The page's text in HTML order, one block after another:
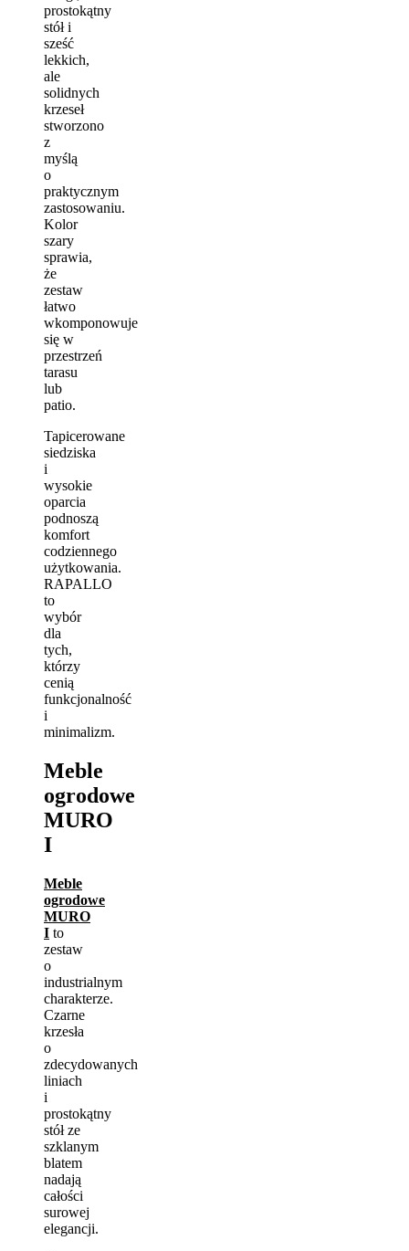
prostokątny
stół i
sześć
lekkich,
ale
solidnych
krzeseł
stworzono
z
myślą
o
praktycznym
zastosowaniu.
Kolor
szary
sprawia,
że
zestaw
łatwo
wkomponowuje
się w
przestrzeń
tarasu
lub
patio.
Tapicerowane
siedziska
i
wysokie
oparcia
podnoszą
komfort
codziennego
użytkowania.
RAPALLO
to
wybór
dla
tych,
którzy
cenią
funkcjonalność
i
minimalizm.
Meble
ogrodowe
MURO
I
Meble
ogrodowe
MURO
I to
zestaw
o
industrialnym
charakterze.
Czarne
krzesła
o
zdecydowanych
liniach
i
prostokątny
stół ze
szklanym
blatem
nadają
całości
surowej
elegancji.